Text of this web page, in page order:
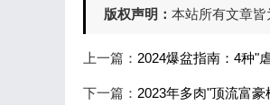
版权声明： 本站所有文章皆
上一篇： 2024爆盆指南：4种"
下一篇： 2023年多肉"顶流富